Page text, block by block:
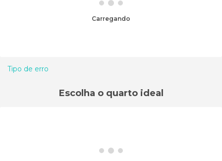
Carregando
Tipo de erro
Escolha o quarto ideal